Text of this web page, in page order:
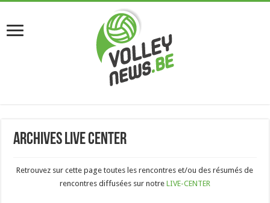
Archives Live Center
Retrouvez sur cette page toutes les rencontres et/ou des résumés de
rencontres diffusées sur notre LIVE-CENTER